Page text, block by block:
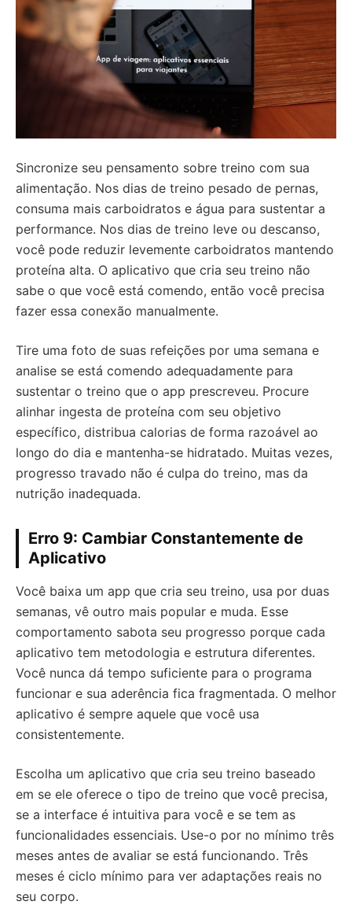
Sincronize seu pensamento sobre treino com sua
alimentação. Nos dias de treino pesado de pernas,
consuma mais carboidratos e água para sustentar a
performance. Nos dias de treino leve ou descanso,
você pode reduzir levemente carboidratos mantendo
proteína alta. O aplicativo que cria seu treino não
sabe o que você está comendo, então você precisa
fazer essa conexão manualmente.
Tire uma foto de suas refeições por uma semana e
analise se está comendo adequadamente para
sustentar o treino que o app prescreveu. Procure
alinhar ingesta de proteína com seu objetivo
específico, distribua calorias de forma razoável ao
longo do dia e mantenha-se hidratado. Muitas vezes,
progresso travado não é culpa do treino, mas da
nutrição inadequada.
Erro 9: Cambiar Constantemente de
Aplicativo
Você baixa um app que cria seu treino, usa por duas
semanas, vê outro mais popular e muda. Esse
comportamento sabota seu progresso porque cada
aplicativo tem metodologia e estrutura diferentes.
Você nunca dá tempo suficiente para o programa
funcionar e sua aderência fica fragmentada. O melhor
aplicativo é sempre aquele que você usa
consistentemente.
Escolha um aplicativo que cria seu treino baseado
em se ele oferece o tipo de treino que você precisa,
se a interface é intuitiva para você e se tem as
funcionalidades essenciais. Use-o por no mínimo três
meses antes de avaliar se está funcionando. Três
meses é ciclo mínimo para ver adaptações reais no
seu corpo.